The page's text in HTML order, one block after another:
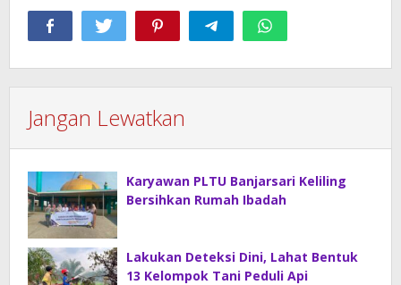
Jangan Lewatkan
Karyawan PLTU Banjarsari Keliling
Bersihkan Rumah Ibadah
Lakukan Deteksi Dini, Lahat Bentuk
13 Kelompok Tani Peduli Api